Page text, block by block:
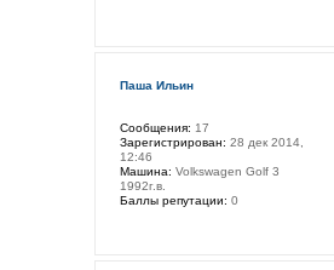
Паша Ильин
Сообщения: 17
Зарегистрирован: 28 дек 2014,
12:46
Машина: Volkswagen Golf 3
1992г.в.
Баллы репутации: 0